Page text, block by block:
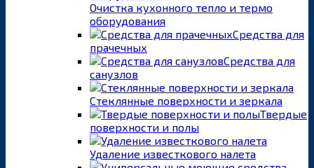
Очистка кухонного тепло и термо
оборудования
Средства для
прачечных
Средства для
санузлов
Стеклянные поверхности и зеркала
Твердые
поверхности и полы
Удаление известкового налета